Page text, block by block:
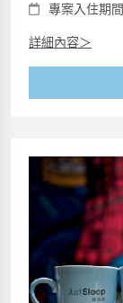
專案入住期
詳細內容＞